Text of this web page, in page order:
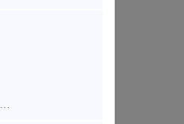
Клин фрикционный (сухарь) 27.20.113У-01, КПМ 27.20.113У-01. В одном вагонокомплекте 96 шт. фрикционных клиньев (сухарей). Производитель: Углепластик Кольцо нажимное 12.10.007.У Обойм